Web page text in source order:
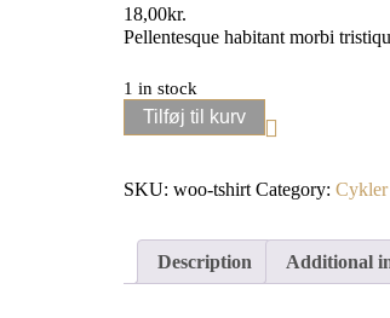
18,00kr.
Pellentesque habitant morbi
1 in stock
Rock
Bikes
Tilføj til kurv
SKU: woo-tshirt Category: Cykler
Description Additional